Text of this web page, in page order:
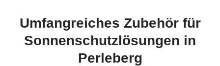
Umfangreiches Zubehör für
Sonnenschutzlösungen in
Perleberg